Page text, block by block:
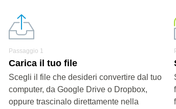
Passaggio 1
Carica il tuo file
Scegli il file che desideri convertire dal tuo
computer, da Google Drive o Dropbox,
oppure trascinalo direttamente nella